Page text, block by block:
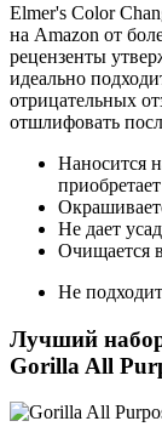
Elmer's Color
на Amazon от
рецензенты
идеально
отрицательных
отшлифовать
Наносится
Не дает
Очищается
Не
Лучший
Gorilla All